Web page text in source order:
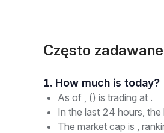
Często
1. How much is today?
As of , () is trading at .
In the last 24 hours, the
The market cap is ,